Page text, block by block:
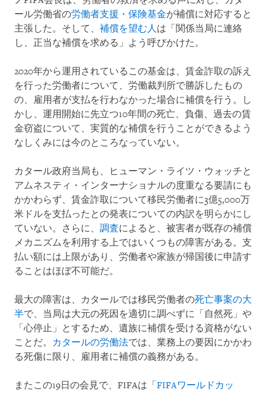
ール労働省の労働者支援・保険基金が補償に対応すると
主張した。そして、 補償を望む人は「関係当局に連絡
し、正当な補償を求める」よう呼びかけた。
2020年から運用されているこの基金は、賃金詐取の訴え
を行った労働者について、労働裁判所で勝訴したもの
の、雇用者が支払を行わなかった場合に補償を行う。し
かし、運用開始に先立つ10年間の死亡、負傷、過去の賃
金窃盗について、実質的な補償を行うことができるよう
なしくみには今のところなっていない。
カタール政府当局も、ヒューマン・ライツ・ウォッチと
アムネスティ・インターナショナルの度重なる要請にも
かかわらず、賃金詐取について移民労働者に3億5,000万
米ドルを支払ったとの発表についての内訳を明らかにし
ていない。さらに、 調査によると、被害者が既存の補償
メカニズムを利用する上ではいくつもの障害がある。支
払い額には上限があり、労働者や家族が帰国後に申請す
ることはほぼ不可能だ。
最大の障害は、カタールでは移民労働者の死亡事案の大
半で、当局は大元の死因を適切に調べずに「自然死」や
「心停止」とするため、遺族に補償を受ける資格がない
ことだ。
カタールの労働法では、業務上の要因にかかわ
る死傷に限り、雇用者に補償の義務がある。
またこの19日の会見で、FIFAは「 FIFAワールドカッ